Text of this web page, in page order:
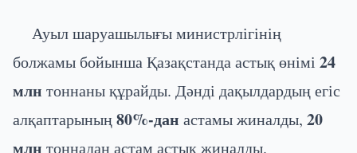
Ауыл шаруашылығы министрлігінің
болжамы бойынша Қазақстанда астық өнімі 24
млн тоннаны құрайды. Дәнді дақылдардың егіс
алқаптарының80%-дан астамы жиналды, 20
млн тоннадан астам астық жиналды.